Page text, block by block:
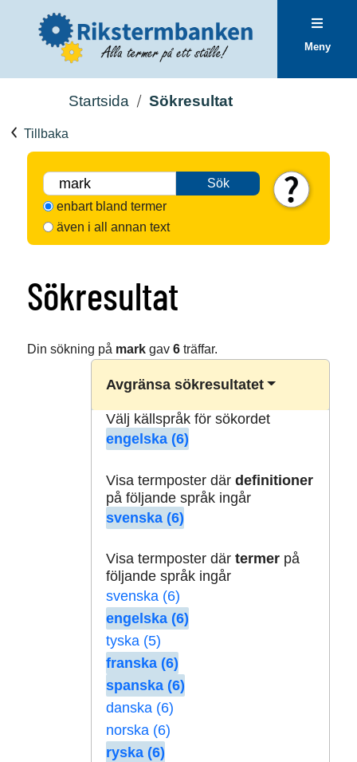
Meny
Startsida Sökresultat
Tillbaka
Sök
enbart bland termer
även i all annan text
Sökresultat
Din sökning på markgav 6träffar.
Avgränsa sökresultatet
Välj källspråk för sökordet
engelska (6)
Visa termposter där definitioner
på följande språk ingår
svenska (6)
Visa termposter där termerpå
följande språk ingår
svenska (6)
engelska (6)
tyska (5)
franska (6)
spanska (6)
danska (6)
norska (6)
ryska (6)